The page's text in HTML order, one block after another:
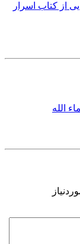
از کتاب اسرار
الله